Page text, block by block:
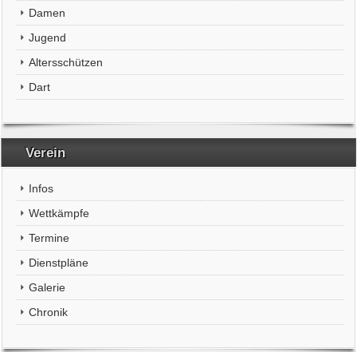
Damen
Jugend
Altersschützen
Dart
Verein
Infos
Wettkämpfe
Termine
Dienstpläne
Galerie
Chronik